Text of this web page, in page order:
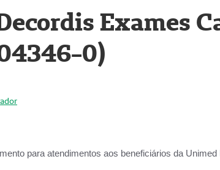
Exames
0)
para atendimentos aos beneficiários da Unimed